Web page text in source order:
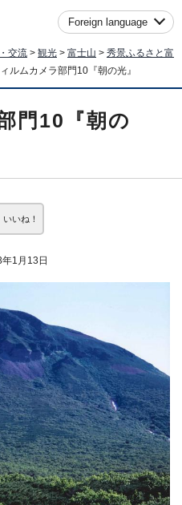
Foreign language
交流 > 観光 > 富士山 > 秀景ふるさと富
ルムカメラ部門10『朝の光』
門10『朝の
いいね！
1月13日